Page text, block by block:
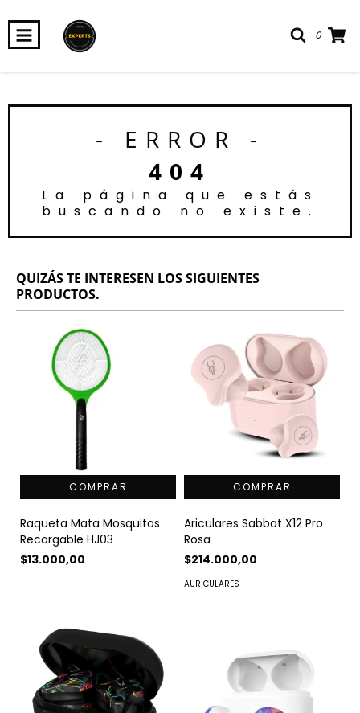
0
- ERROR -
404
La página que estás
buscando no existe.
QUIZÁS TE INTERESEN LOS SIGUIENTES
PRODUCTOS.
Raqueta Mata Mosquitos
Recargable HJ03
$13.000,00
Ariculares Sabbat X12 Pro
Rosa
$214.000,00
AURICULARES